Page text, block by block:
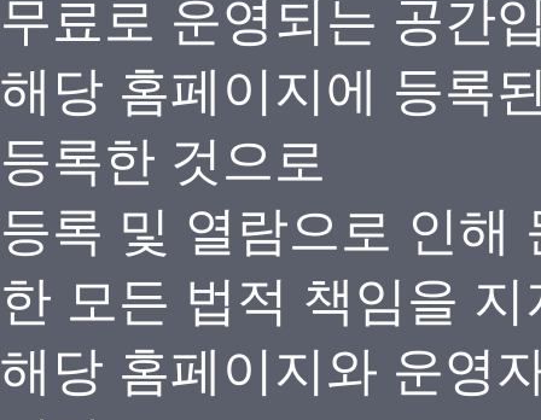
무료로 운영되는 공간
해당 홈페이지에 등록
등록한 것으로
등록 및 열람으로 인해
한 모든 법적 책임을
해당 홈페이지와 운영